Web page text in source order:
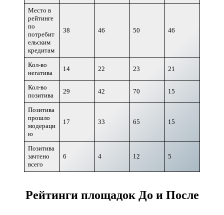
Место в
рейтинге
по
потребит
ельским
кредитам
38 46 50 46
Кол-во
негатива
14 22 23 21
Кол-во
позитива
29 42 70 15
Позитива
прошло
модераци
ю
17 33 65 15
Позитива
зачтено
всего
6 4 12 5
Рейтинги площадок До и После